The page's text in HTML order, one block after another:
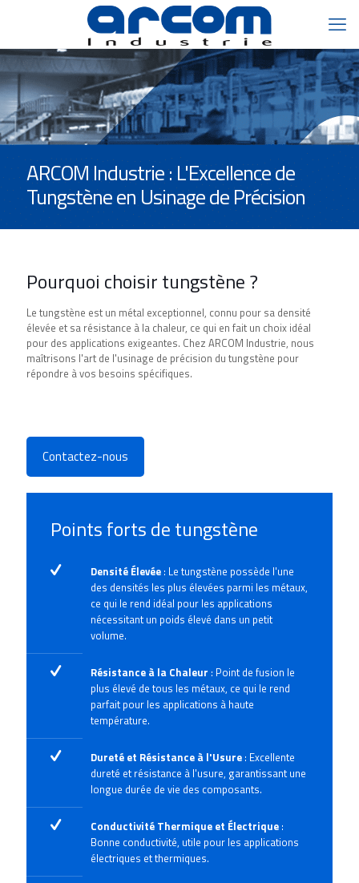
ARCOM Industrie : L'Excellence de
Tungstène en Usinage de Précision
Pourquoi choisir tungstène ?
Le tungstène est un métal exceptionnel, connu pour sa densité
élevée et sa résistance à la chaleur, ce qui en fait un choix idéal
pour des applications exigeantes. Chez ARCOM Industrie, nous
maîtrisons l'art de l'usinage de précision du tungstène pour
répondre à vos besoins spécifiques.
Contactez-nous
Points forts de tungstène
Densité Élevée : Le tungstène possède l'une
des densités les plus élevées parmi les métaux,
ce qui le rend idéal pour les applications
nécessitant un poids élevé dans un petit
volume.
Résistance à la Chaleur : Point de fusion le
plus élevé de tous les métaux, ce qui le rend
parfait pour les applications à haute
température.
Dureté et Résistance à l'Usure : Excellente
dureté et résistance à l'usure, garantissant une
longue durée de vie des composants.
Conductivité Thermique et Électrique :
Bonne conductivité, utile pour les applications
électriques et thermiques.